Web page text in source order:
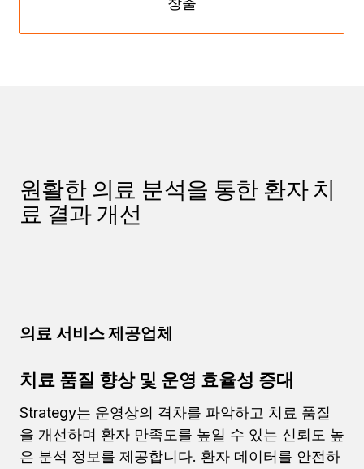
원활한 의료 분석을 통한 환자 치
료 결과 개선
의료 서비스 제공업체
치료 품질 향상 및 운영 효율성 증대
Strategy는 운영상의 격차를 파악하고 치료 품질
을 개선하며 환자 만족도를 높일 수 있는 신뢰도 높
은 분석 정보를 제공합니다. 환자 데이터를 안전하